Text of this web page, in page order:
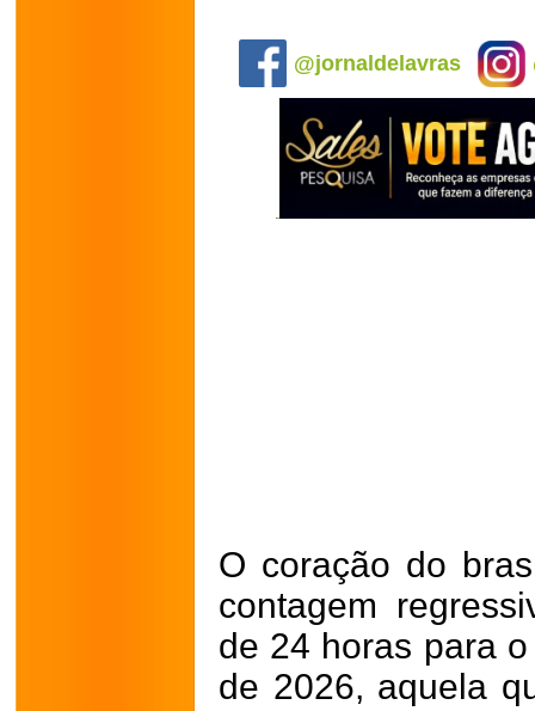
@jornaldelavras
O coração do
contagem
de 24 horas para
de 2026, aquela